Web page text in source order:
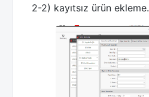
2-2) kayıtsız ürün ekleme.